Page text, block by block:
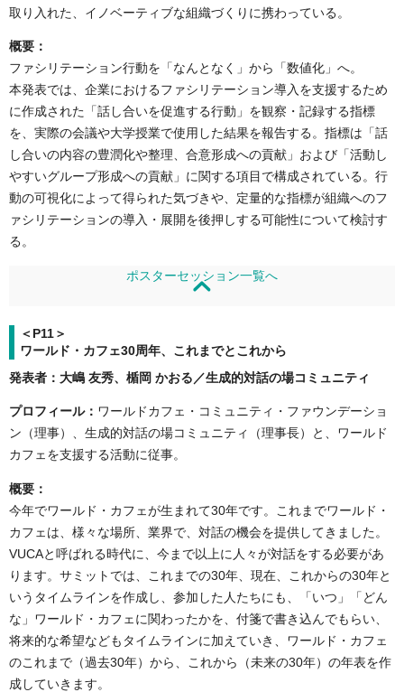
取り入れた、イノベーティブな組織づくりに携わっている。
概要：
ファシリテーション行動を「なんとなく」から「数値化」へ。
本発表では、企業におけるファシリテーション導入を支援するため
に作成された「話し合いを促進する行動」を観察・記録する指標
を、実際の会議や大学授業で使用した結果を報告する。指標は「話
し合いの内容の豊潤化や整理、合意形成への貢献」および「活動し
やすいグループ形成への貢献」に関する項目で構成されている。行
動の可視化によって得られた気づきや、定量的な指標が組織へのフ
ァシリテーションの導入・展開を後押しする可能性について検討す
る。
ポスターセッション一覧へ
＜P11＞
ワールド・カフェ30周年、これまでとこれから
発表者：大嶋 友秀、楯岡 かおる／生成的対話の場コミュニティ
プロフィール： ワールドカフェ・コミュニティ・ファウンデーショ
ン（理事）、生成的対話の場コミュニティ（理事長）と、ワールド
カフェを支援する活動に従事。
概要 ：
今年でワールド・カフェが生まれて30年です。これまでワールド・
カフェは、様々な場所、業界で、対話の機会を提供してきました。
VUCAと呼ばれる時代に、今まで以上に人々が対話をする必要があ
ります。サミットでは、これまでの30年、現在、これからの30年と
いうタイムラインを作成し、参加した人たちにも、「いつ」「どん
な」ワールド・カフェに関わったかを、付箋で書き込んでもらい、
将来的な希望などもタイムラインに加えていき、ワールド・カフェ
のこれまで（過去30年）から、これから（未来の30年）の年表を作
成していきます。